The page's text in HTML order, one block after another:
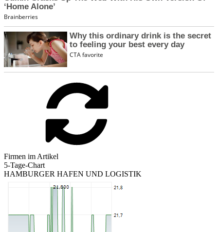
Firmen im Artikel
5-Tage-Chart
HAMBURGER HAFEN UND LOGISTIK